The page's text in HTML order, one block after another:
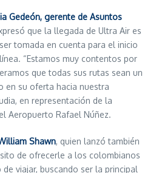
Gedeón, gerente de Asuntos
que la llegada de Ultra Air es
tomada en cuenta para el inicio
“Estamos muy contentos por
que todas sus rutas sean un
en su oferta hacia nuestra
en representación de la
Aeropuerto Rafael Núñez.
Shawn, quien lanzó también
de ofrecerle a los colombianos
viajar, buscando ser la principal